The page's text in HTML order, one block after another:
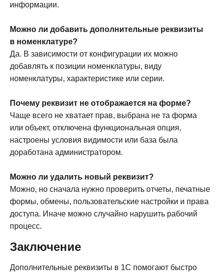
информации.
Можно ли добавить дополнительные реквизиты
в номенклатуре?
Да. В зависимости от конфигурации их можно
добавлять к позиции номенклатуры, виду
номенклатуры, характеристике или серии.
Почему реквизит не отображается на форме?
Чаще всего не хватает прав, выбрана не та форма
или объект, отключена функциональная опция,
настроены условия видимости или база была
доработана администратором.
Можно ли удалить новый реквизит?
Можно, но сначала нужно проверить отчеты, печатные
формы, обмены, пользовательские настройки и права
доступа. Иначе можно случайно нарушить рабочий
процесс.
Заключение
Дополнительные реквизиты в 1С помогают быстро